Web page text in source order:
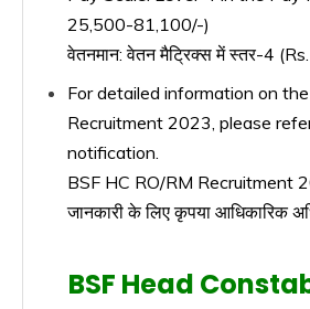
25,500-81,100/-)
वेतनमान: वेतन मैट्रिक्स में स्तर-4
For detailed information on
Recruitment 2023, please
notification.
BSF HC RO/RM Recruitment
जानकारी के लिए कृपया आधिकारिक
BSF Head